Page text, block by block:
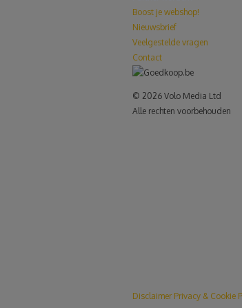
Boost je webshop!
Nieuwsbrief
Veelgestelde vragen
Contact
© 2026 Volo Media Ltd
Alle rechten voorbehouden
Disclaimer Privacy & Cookie